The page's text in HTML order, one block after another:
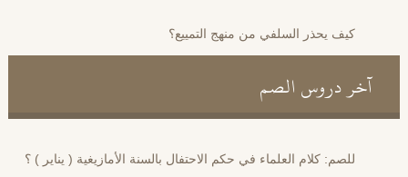
كيف يحذر السلفي من منهج التمييع؟
آخر دروس الصم
للصم: كلام العلماء في حكم الاحتفال بالسنة الأمازيغية ( يناير ) ؟